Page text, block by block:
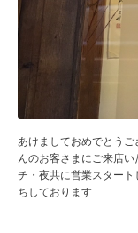
あけましておめでとう
んのお客さまにご来店
チ・夜共に営業スター
ちしております